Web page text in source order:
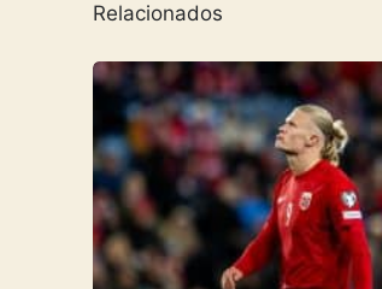
Relacionados